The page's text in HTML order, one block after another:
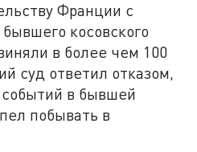
Франции с
косовского
в более чем 100
суд ответил отказом,
в бывшей
побывать в